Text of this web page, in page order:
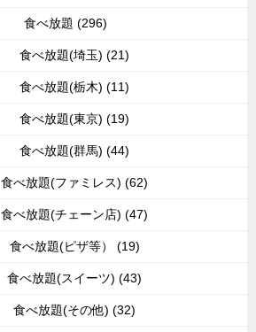
食べ放題 (296)
食べ放題(埼玉) (21)
食べ放題(栃木) (11)
食べ放題(東京) (19)
食べ放題(群馬) (44)
食べ放題(ファミレス) (62)
食べ放題(チェーン店) (47)
食べ放題(ピザ等） (19)
食べ放題(スイーツ) (43)
食べ放題(その他) (32)